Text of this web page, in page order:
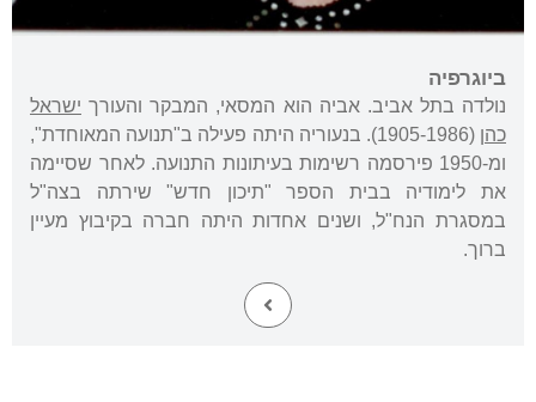
ביוגרפיה
נולדה בתל אביב. אביה הוא המסאי, המבקר והעורך ישראל
כהן
(1905-1986). בנעוריה היתה פעילה ב"תנועה המאוחדת",
ומ-1950 פירסמה רשימות בעיתונות התנועה. לאחר שסיימה
את לימודיה בבית הספר "תיכון חדש" שירתה בצה"ל
במסגרת הנח"ל, ושנים אחדות היתה חברה בקיבוץ מעיין
ברוך.